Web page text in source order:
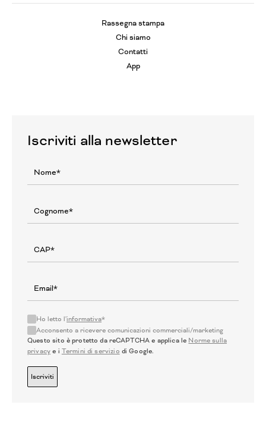
Rassegna stampa
Chi siamo
Contatti
App
Iscriviti alla newsletter
Ho letto l'informativa*
Acconsento a ricevere comunicazioni commerciali/marketing
Questo sito è protetto da reCAPTCHA e applica le Norme sulla
privacy e i Termini di servizio di Google.
Iscriviti